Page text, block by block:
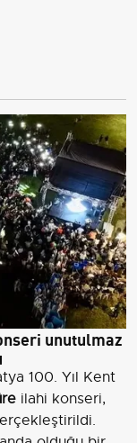
unutulmaz
100. Yıl Kent
ilahi konseri,